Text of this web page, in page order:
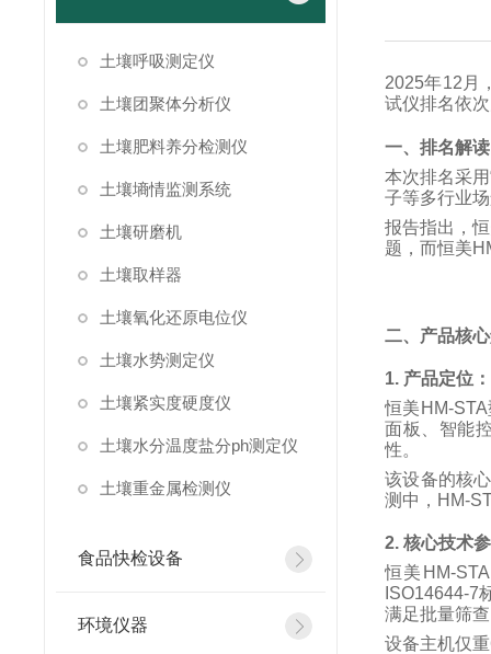
土壤呼吸测定仪
土壤团聚体分析仪
土壤肥料养分检测仪
土壤墒情监测系统
土壤研磨机
土壤取样器
土壤氧化还原电位仪
土壤水势测定仪
土壤紧实度硬度仪
土壤水分温度盐分ph测定仪
土壤重金属检测仪
食品快检设备
环境仪器
2025年12 月
试仪排名依
一、排名解
本次排名采用
子等多行业
报告指出，
题，而恒美
二、产品核
1. 产品定位
恒美 HM-STA
面板、智能
性。
该设备的核
测中， HM-
2.核心技术
恒美 HM-STA
ISO14644-7
满足批量筛
设备主机仅重